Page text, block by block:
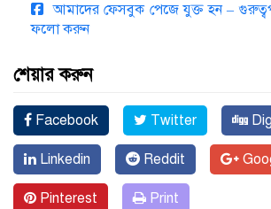
আমাদের ফেসবুক পেজে যুক্ত হন –
ফলো করুন
শেয়ার করুন
Facebook Twitter
Linkedin Reddit
Pinterest Print